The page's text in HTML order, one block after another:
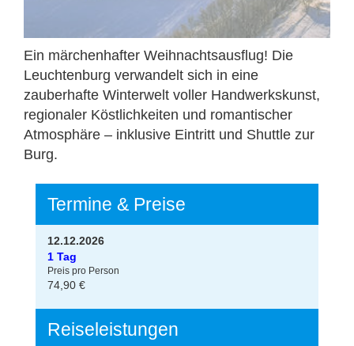
Ein märchenhafter Weihnachtsausflug! Die
Leuchtenburg verwandelt sich in eine
zauberhafte Winterwelt voller Handwerkskunst,
regionaler Köstlichkeiten und romantischer
Atmosphäre – inklusive Eintritt und Shuttle zur
Burg.
Termine & Preise
12.12.2026
1 Tag
Preis pro Person
74,90 €
Reiseleistungen